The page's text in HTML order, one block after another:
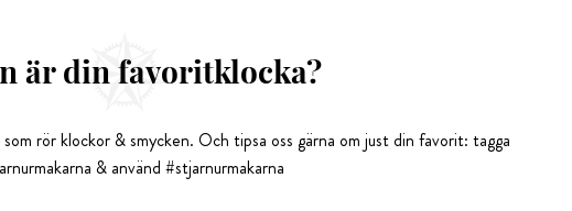
är din favoritklocka?
rör klockor & smycken. Och tipsa oss gärna om just din favorit: tagga
& använd #stjarnurmakarna